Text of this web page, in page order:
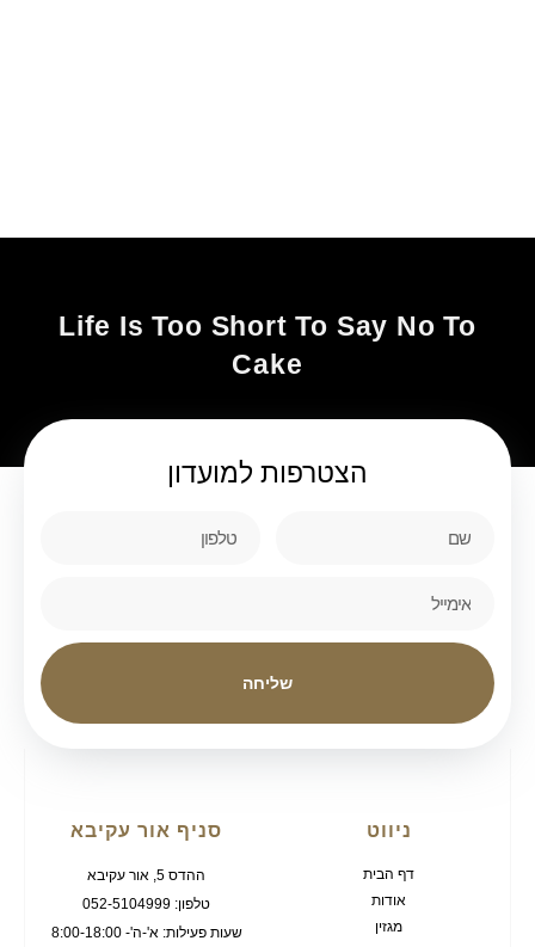
Life Is Too Short To Say No To
Cake
הצטרפות למועדון
שליחה
ניווט
דף הבית
אודות
מגזין
סניף אור עקיבא
ההדס 5, אור עקיבא
טלפון: 052-5104999
שעות פעילות: א'-ה'- 8:00-18:00